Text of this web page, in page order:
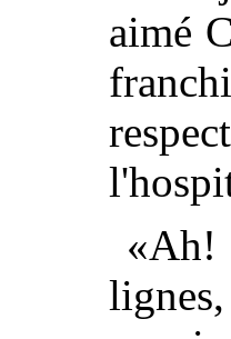
aimé
«Ah!